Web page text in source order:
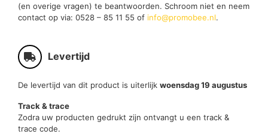
(en overige vragen) te beantwoorden. Schroom niet en neem
contact op via: 0528 – 85 11 55 of info@promobee.nl.
Levertijd
De levertijd van dit product is uiterlijk woensdag 19 augustus
Track & trace
Zodra uw producten gedrukt zijn ontvangt u een track &
trace code.